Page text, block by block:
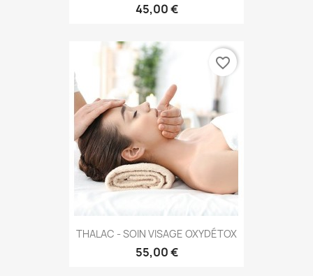
45,00 €
THALAC - SOIN VISAGE OXYDÉTOX
55,00 €
favorite_border